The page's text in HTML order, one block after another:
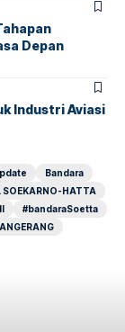
Depan
Industri Aviasi
Bandara
SOEKARNO-HATTA
#bandaraSoetta